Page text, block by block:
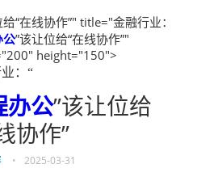
“在线协作”" title="金融行业：
公”该让位给“在线协作”"
height="150">
：“
办公”该让位给
协作”
• 2025-03-31